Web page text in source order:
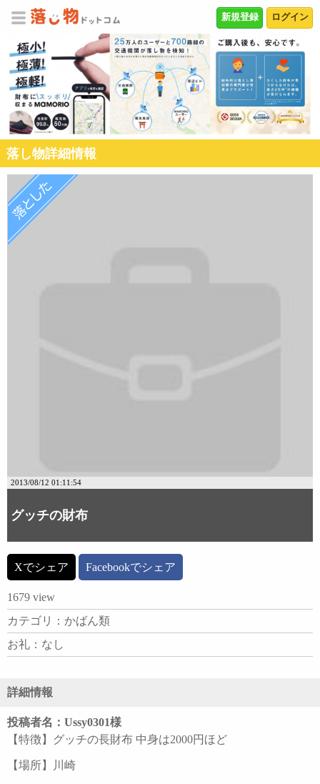
ログイン
新規登録
落し物詳細情報
2013/08/12 01:11:54
グッチの財布
Xでシェア Facebookでシェア
1679 view
カテゴリ：かばん類
お礼：なし
詳細情報
投稿者名：Ussy0301様
【特徴】グッチの長財布 中身は2000円ほど
【場所】川崎